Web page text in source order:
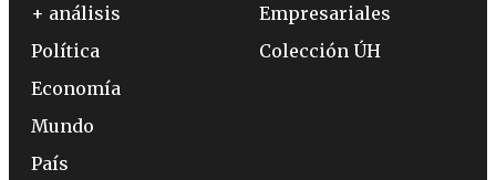
+ análisis
Política
Economía
Mundo
País
Empresariales
Colección ÚH